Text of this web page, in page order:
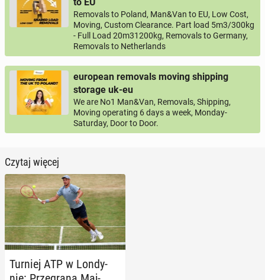
to EU
Removals to Poland, Man&Van to EU, Low Cost,
Moving, Custom Clearance. Part load 5m3/300kg
- Full Load 20m31200kg, Removals to Germany,
Removals to Netherlands
european removals moving shipping
storage uk-eu
We are No1 Man&Van, Removals, Shipping,
Moving operating 6 days a week, Monday-
Saturday, Door to Door.
Czytaj więcej
Turniej ATP w Lon­dy­